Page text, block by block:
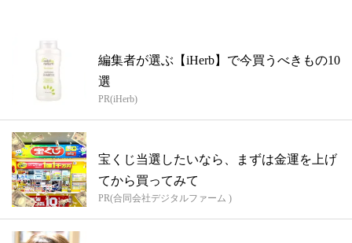
編集者が選ぶ【iHerb】で今買うべきもの10
選
PR(iHerb)
宝くじ当選したいなら、まずは金運を上げ
てから買ってみて
PR(合同会社デジタルファーム )